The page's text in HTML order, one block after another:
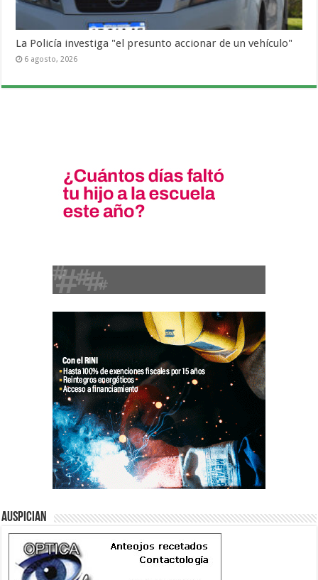
La Policía investiga "el presunto accionar de un vehículo"
6 agosto, 2026
Auspician